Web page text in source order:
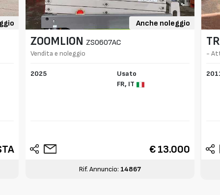
Anche noleggio
ZOOMLION ZS0607AC
Vendita e noleggio
2025
Usato
FR, IT
€ 13.000
Rif. Annuncio: 14867
-